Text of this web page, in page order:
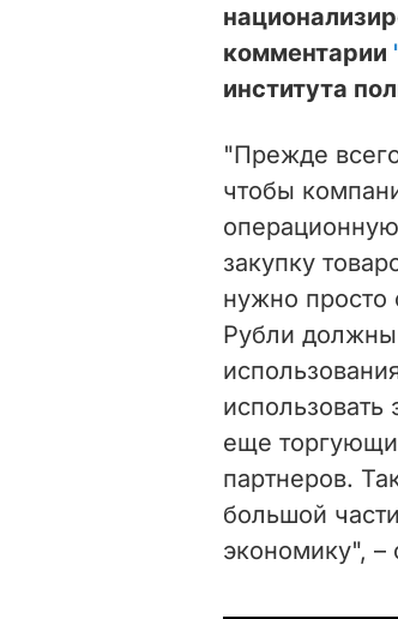
комментарии
института
"Прежде
чтобы
закупку
нужно просто
Рубли должны
еще
партнеров.
большой
экономику", –